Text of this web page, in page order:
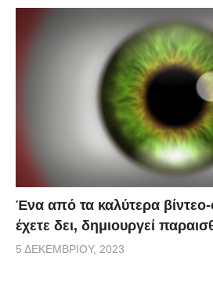
Ένα από τα καλύτερα
έχετε δει, δημιουργεί
5 ΔΕΚΕΜΒΡΊΟΥ, 2023